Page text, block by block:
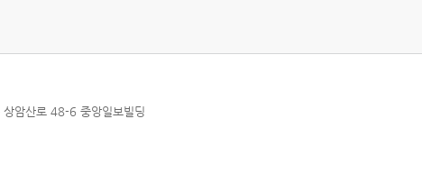
암산로 48-6 중앙일보빌딩